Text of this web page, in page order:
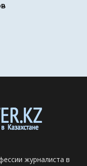
журналиста в